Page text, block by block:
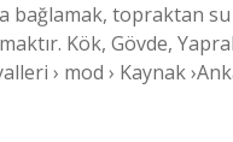
topraktan su
Kök, Gövde,
› mod › Kaynak